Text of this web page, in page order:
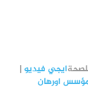
ايجي فيديو |
اورهان